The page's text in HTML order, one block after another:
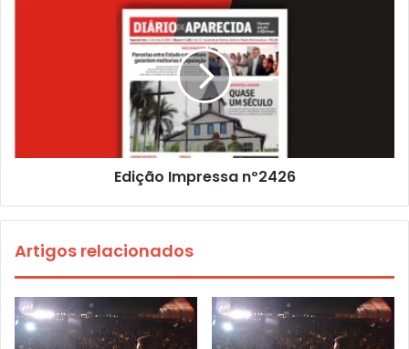
Edição Impressa nº2426
Artigos relacionados